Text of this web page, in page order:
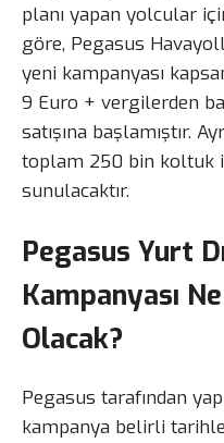
planı yapan yolcular
göre, Pegasus
yeni kampanyası
9 Euro + vergilerden
satışına başlamıştır.
toplam 250 bin koltuk
sunulacaktır.
Pegasus Yurt
Kampanyası
Olacak?
Pegasus tarafından
kampanya belirli